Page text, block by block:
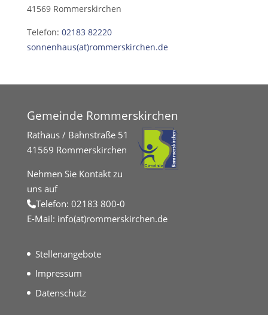
41569 Rommerskirchen
Telefon: 02183 82220
sonnenhaus(at)rommerskirchen.de
Gemeinde Rommerskirchen
Rathaus / Bahnstraße 51
41569 Rommerskirchen
Nehmen Sie Kontakt zu
uns auf
Telefon: 02183 800-0
E-Mail: info(at)rommerskirchen.de
Stellenangebote
Impressum
Datenschutz